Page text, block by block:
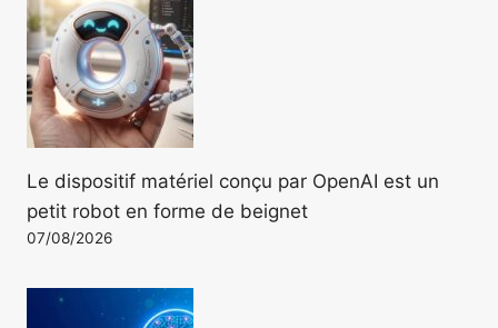
Le dispositif matériel conçu par OpenAI est un
petit robot en forme de beignet
07/08/2026